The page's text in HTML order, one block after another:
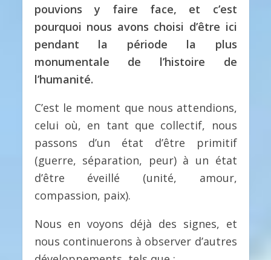
pouvions y faire face, et c’est
pourquoi nous avons choisi d’être ici
pendant la période la plus
monumentale de l’histoire de
l’humanité.
C’est le moment que nous attendions,
celui où, en tant que collectif, nous
passons d’un état d’être primitif
(guerre, séparation, peur) à un état
d’être éveillé (unité, amour,
compassion, paix).
Nous en voyons déjà des signes, et
nous continuerons à observer d’autres